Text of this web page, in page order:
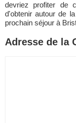
devriez profiter de
d'obtenir autour de
prochain séjour à
Adresse de la